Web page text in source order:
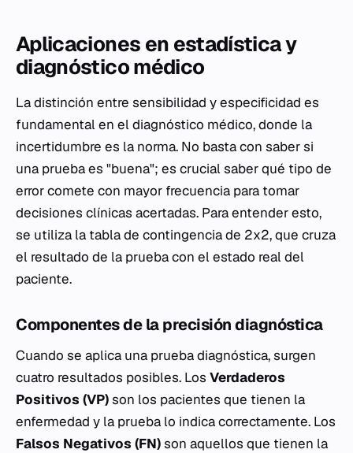
Aplicaciones en estadística y
diagnóstico médico
La distinción entre sensibilidad y especificidad es
fundamental en el diagnóstico médico, donde la
incertidumbre es la norma. No basta con saber si
una prueba es "buena"; es crucial saber qué tipo de
error comete con mayor frecuencia para tomar
decisiones clínicas acertadas. Para entender esto,
se utiliza la tabla de contingencia de 2x2, que cruza
el resultado de la prueba con el estado real del
paciente.
Componentes de la precisión diagnóstica
Cuando se aplica una prueba diagnóstica, surgen
cuatro resultados posibles. Los Verdaderos
Positivos (VP)son los pacientes que tienen la
enfermedad y la prueba lo indica correctamente. Los
Falsos Negativos (FN)son aquellos que tienen la